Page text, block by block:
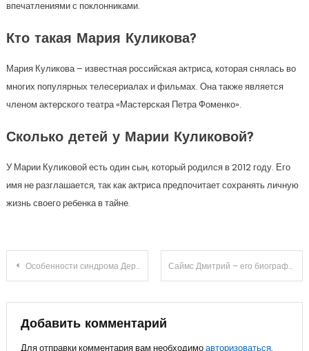
впечатлениями с поклонниками.
Кто такая Мария Куликова?
Мария Куликова – известная российская актриса, которая снялась во
многих популярных телесериалах и фильмах. Она также является
членом актерского театра «Мастерская Петра Фоменко».
Сколько детей у Марии Куликовой?
У Марии Куликовой есть один сын, который родился в 2012 году. Его
имя не разглашается, так как актриса предпочитает сохранять личную
жизнь своего ребенка в тайне.
Навигация
по
записям
Особенности синдрома Деркума и варианты лечения липоматоза Саймс Дмитрий – его биография, национальность и впечатляющие достижения
Добавить комментарий
Для отправки комментария вам необходимоавторизоваться.